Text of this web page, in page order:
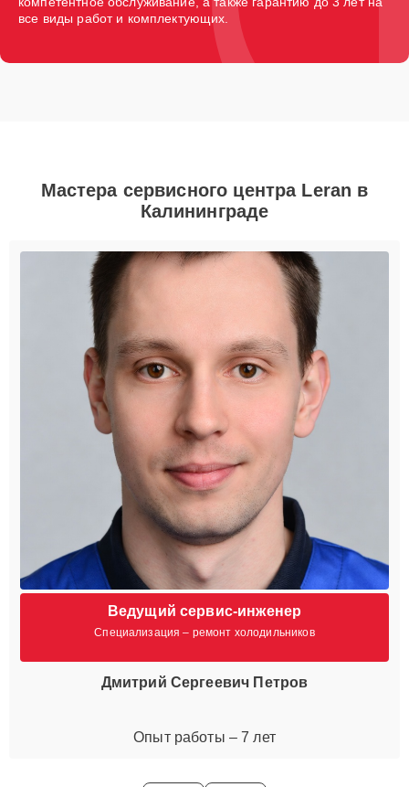
все виды работ и комплектующих.
Мастера сервисного центра Leran в
Калининграде
Ведущий сервис-инженер
Специализация – ремонт холодильников
Дмитрий Сергеевич Петров
Опыт работы – 7 лет